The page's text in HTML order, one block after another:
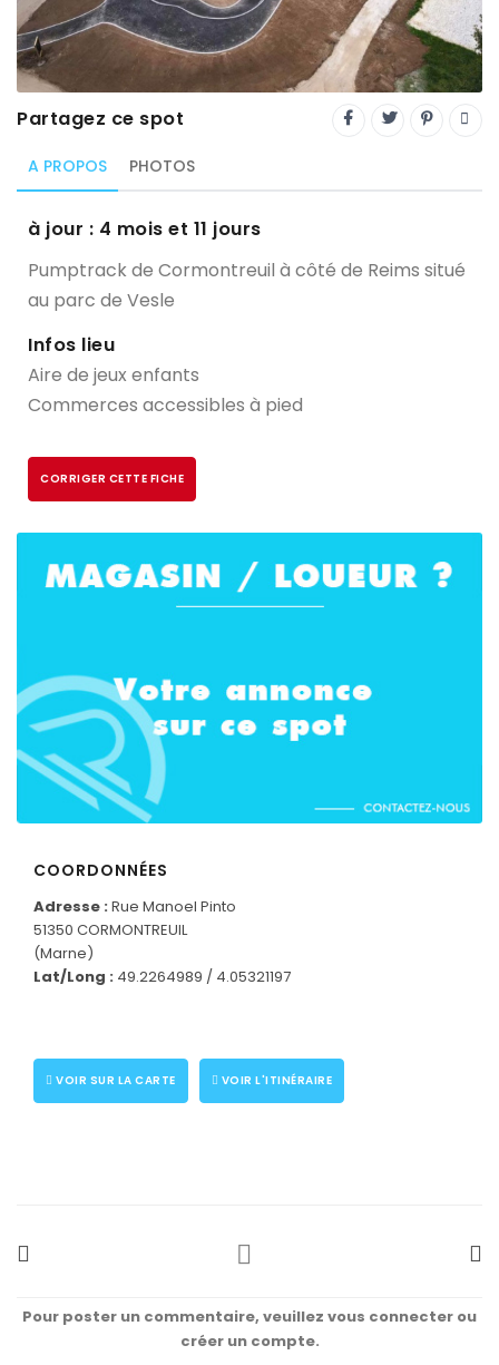
XC Rando - VTTAE
XCO
Partagez ce spot
A PROPOS PHOTOS
à jour : 4 mois et 11 jours
Pumptrack de Cormontreuil à côté de Reims situé
au parc de Vesle
Infos lieu
Aire de jeux enfants
Commerces accessibles à pied
CORRIGER CETTE FICHE
COORDONNÉES
Adresse : Rue Manoel Pinto
51350 CORMONTREUIL
(Marne)
Lat/Long : 49.2264989 / 4.05321197
VOIR SUR LA CARTE VOIR L'ITINÉRAIRE
Pour poster un commentaire, veuillez vous connecter ou
créer un compte.